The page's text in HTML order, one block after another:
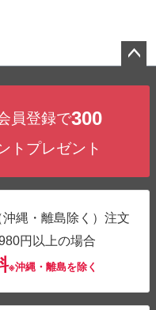
員登録で300
トプレゼント
縄・離島除く）注文
円以上の場合
※沖縄・離島を除く